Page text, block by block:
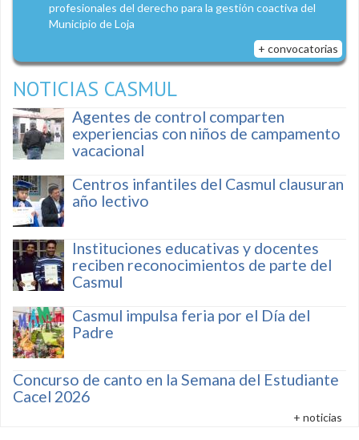
profesionales del derecho para la gestión coactiva del
Municipio de Loja
+ convocatorias
NOTICIAS CASMUL
Agentes de control comparten
experiencias con niños de campamento
vacacional
Centros infantiles del Casmul clausuran
año lectivo
Instituciones educativas y docentes
reciben reconocimientos de parte del
Casmul
Casmul impulsa feria por el Día del
Padre
Concurso de canto en la Semana del Estudiante
Cacel 2026
+ noticias